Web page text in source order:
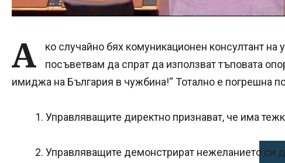
А
ко случайно бях комуникационен консултант на
посъветвам да спрат да използват тъповата
имиджа на България в чужбина!“ Тотално е погрешна
1. Управляващите директно признават, че има
2. Управляващите демонстрират нежеланието си